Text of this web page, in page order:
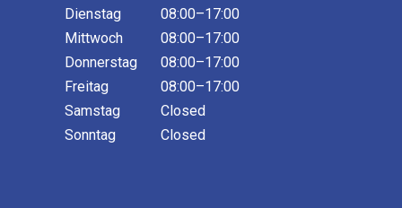
Dienstag
Mittwoch
Donnerstag
Freitag
Samstag
Sonntag
08:00–17:00
08:00–17:00
08:00–17:00
08:00–17:00
Closed
Closed